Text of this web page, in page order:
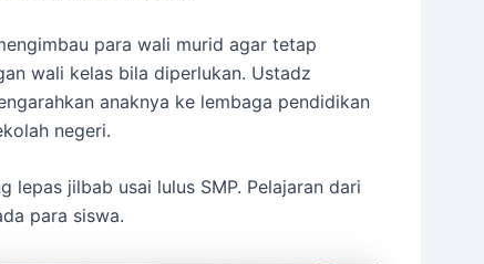
para wali murid agar tetap
wali kelas bila diperlukan. Ustadz
anaknya ke lembaga pendidikan
negeri.
lepas jilbab usai lulus SMP. Pelajaran dari
para siswa.